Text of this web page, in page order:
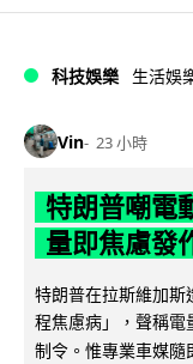
科技娛樂 生活娛
Vin 23 小時
特朗普嘲電
量即焦慮發
特朗普在拉斯維加斯
程焦慮病」，聲稱電
制令。惟專業車媒隨